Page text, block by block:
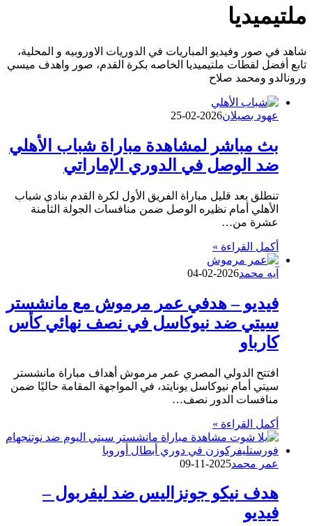
ملتيميديا
شاهد في صور وفيديو المباريات في الدوريات الاوروبيه و المحلية،
تابع أفضل لقطات ملتيميديا الخاصه بكرة القدم، صور واهدف ميسي
ورونالدو ومحمد صلاح
عهود بصيلان2026-02-25
بث مباشر لمشاهدة مباراة شباب الأهلي
ضد الوصل في الدوري الإماراتي
تنطلق بعد قليل مباراة الفريق الأول لكرة القدم بنادي شباب
الأهلي أمام نظيره الوصل ضمن منافسات الجولة الثامنة
عشرة من…
أكمل القراءة »
آيه محمد2026-02-04
فيديو – هدفي عمر مرموش مع مانشستر
سيتي ضد نيوكاسل في نصف نهائي كأس
كارباو
افتتح الدولي المصري عمر مرموش أهداف مباراة مانشستر
سيتي أمام نيوكاسل يونايتد، في المواجهة المقامة حاليًا ضمن
منافسات الدور نصف…
أكمل القراءة »
عمر محمد2025-11-09
هدف نيكو جونزاليس ضد ليفربول –
فيديو